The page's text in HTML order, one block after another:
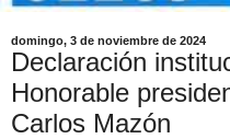
domingo, 3 de noviembre de 2024
Declaración
Honorable
Carlos Mazón